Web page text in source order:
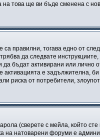
това ще ви бъде сменена с
правилни, тогава едно от
да следвате
да бъдат активирани или
е задължителна,
риска от потребители,
(сверете с мейла, който
натоварени форуми е